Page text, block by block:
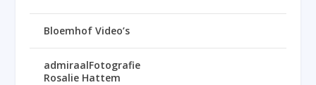
Bloemhof Video’s
admiraalFotografie
Rosalie Hattem